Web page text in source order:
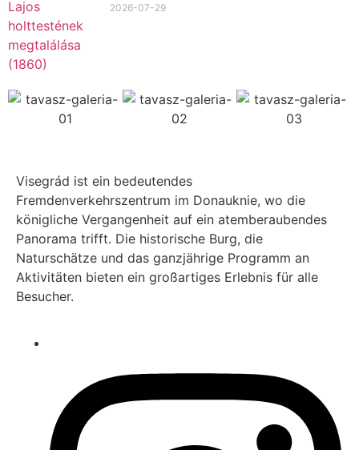
2026-07-29
Visegrád ist ein bedeutendes
Fremdenverkehrszentrum im Donauknie, wo die
königliche Vergangenheit auf ein atemberaubendes
Panorama trifft. Die historische Burg, die
Naturschätze und das ganzjährige Programm an
Aktivitäten bieten ein großartiges Erlebnis für alle
Besucher.